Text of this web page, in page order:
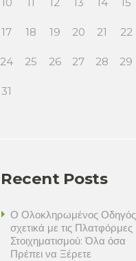
17 18 19 20 21 22
24 25 26 27 28 29
31
Recent Posts
Ο Ολοκληρωμένος Οδηγός
σχετικά με τις Πλατφόρμες
Στοιχηματισμού: Όλα όσα
Πρέπει να Ξέρετε